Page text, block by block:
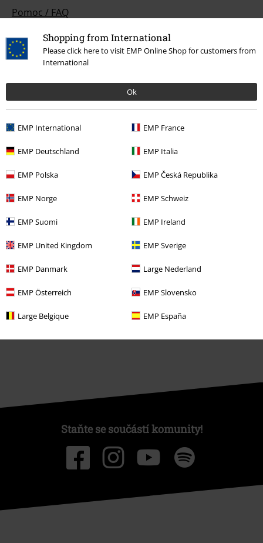
Shopping from International
Please click here to visit EMP Online Shop for customers from
International
Ok
EMP International EMP France
EMP Deutschland EMP Italia
EMP Polska EMP Česká Republika
EMP Norge EMP Schweiz
EMP Suomi EMP Ireland
EMP United Kingdom EMP Sverige
EMP Danmark Large Nederland
EMP Österreich EMP Slovensko
Large Belgique EMP España
Pomoc / FAQ
Podmínky vracení zboží
Vrácení zboží
Všeobecné informace o velikostech
Zrušit členství v BSC
Způsoby platby
O EMP
Udržitelnost
Staňte se součástí komunity!